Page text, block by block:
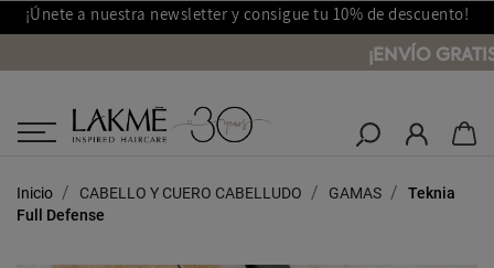
¡Únete a nuestra newsletter y consigue tu 10% de descuento!
¡ENVÍO
Salones Lakmé
Inicio CABELLO Y CUERO CABELLUDO GAMAS
Teknia
Full Defense